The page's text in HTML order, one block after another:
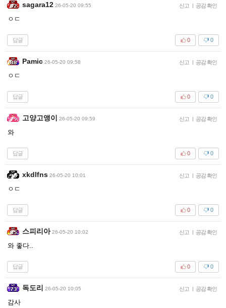
sagara12 26-05-20 09:55 신고 | 공감 확인
ㅇㄷ
답글 0
0
Pamic 26-05-20 09:58 신고 | 공감 확인
ㅇㄷ
답글 0
0
고양고앵이 26-05-20 09:59 신고 | 공감 확인
와
답글 0
0
xkdlfns 26-05-20 10:01 신고 | 공감 확인
ㅇㄷ
답글 0
0
스피리아 26-05-20 10:02 신고 | 공감 확인
와 좋다..
답글 0
0
독도리 26-05-20 10:05 신고 | 공감 확인
감사